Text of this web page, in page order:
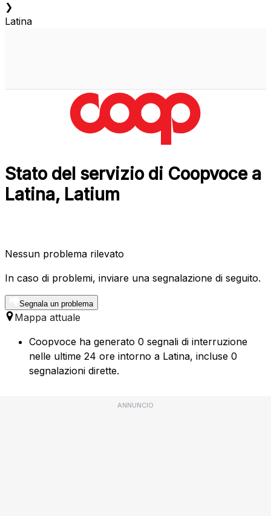
❯
Latina
Stato del servizio di Coopvoce a
Latina, Latium
Nessun problema rilevato
In caso di problemi, inviare una segnalazione di seguito.
Segnala un problema
Mappa attuale
Coopvoce ha generato 0 segnali di interruzione
nelle ultime 24 ore intorno a Latina, incluse 0
segnalazioni dirette.
ANNUNCIO